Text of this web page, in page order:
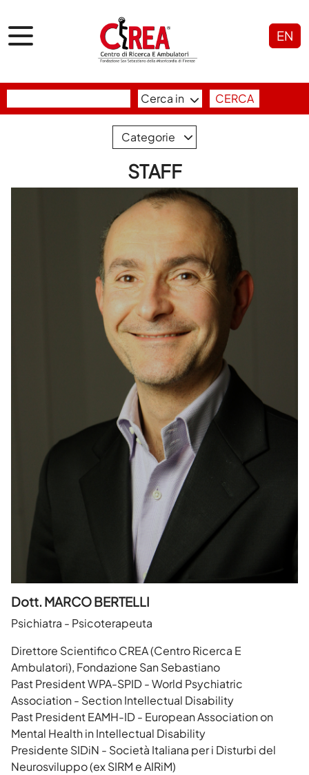
EN
Cerca in CERCA
Categorie
STAFF
Dott. MARCO BERTELLI
Psichiatra - Psicoterapeuta
Direttore Scientifico CREA (Centro Ricerca E
Ambulatori), Fondazione San Sebastiano
Past President WPA-SPID - World Psychiatric
Association - Section Intellectual Disability
Past President EAMH-ID - European Association on
Mental Health in Intellectual Disability
Presidente SIDiN - Società Italiana per i Disturbi del
Neurosviluppo (ex SIRM e AIRiM)